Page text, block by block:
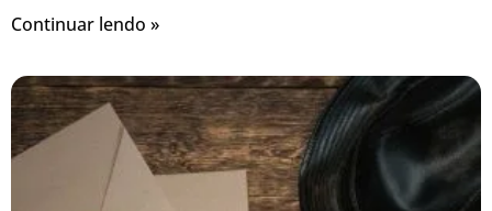
Continuar lendo »